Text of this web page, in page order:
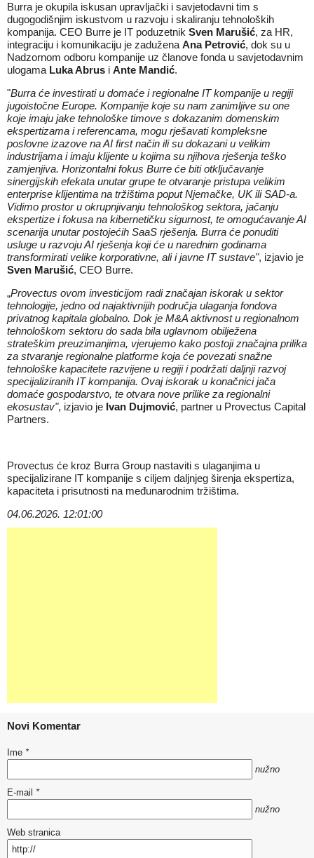
Burra je okupila iskusan upravljački i savjetodavni tim s
dugogodišnjim iskustvom u razvoju i skaliranju tehnoloških
kompanija. CEO Burre je IT poduzetnik Sven Marušić, za HR,
integraciju i komunikaciju je zadužena Ana Petrović, dok su u
Nadzornom odboru kompanije uz članove fonda u savjetodavnim
ulogama Luka Abrus i Ante Mandić.
"Burra će investirati u domaće i regionalne IT kompanije u regiji
jugoistočne Europe. Kompanije koje su nam zanimljive su one
koje imaju jake tehnološke timove s dokazanim domenskim
ekspertizama i referencama, mogu rješavati kompleksne
poslovne izazove na AI first način ili su dokazani u velikim
industrijama i imaju klijente u kojima su njihova rješenja teško
zamjenjiva. Horizontalni fokus Burre će biti otključavanje
sinergijskih efekata unutar grupe te otvaranje pristupa velikim
enterprise klijentima na tržištima poput Njemačke, UK ili SAD-a.
Vidimo prostor u okrupnjivanju tehnološkog sektora, jačanju
ekspertize i fokusa na kibernetičku sigurnost, te omogućavanje AI
scenarija unutar postojećih SaaS rješenja. Burra će ponuditi
usluge u razvoju AI rješenja koji će u narednim godinama
transformirati velike korporativne, ali i javne IT sustave", izjavio je
Sven Marušić, CEO Burre.
„Provectus ovom investicijom radi značajan iskorak u sektor
tehnologije, jedno od najaktivnijih područja ulaganja fondova
privatnog kapitala globalno. Dok je M&A aktivnost u regionalnom
tehnološkom sektoru do sada bila uglavnom obilježena
strateškim preuzimanjima, vjerujemo kako postoji značajna prilika
za stvaranje regionalne platforme koja će povezati snažne
tehnološke kapacitete razvijene u regiji i podržati daljnji razvoj
specijaliziranih IT kompanija. Ovaj iskorak u konačnici jača
domaće gospodarstvo, te otvara nove prilike za regionalni
ekosustav", izjavio je Ivan Dujmović, partner u Provectus Capital
Partners.
Provectus će kroz Burra Group nastaviti s ulaganjima u
specijalizirane IT kompanije s ciljem daljnjeg širenja ekspertiza,
kapaciteta i prisutnosti na međunarodnim tržištima.
04.06.2026. 12:01:00
Novi Komentar
Ime *
nužno
E-mail *
nužno
Web stranica